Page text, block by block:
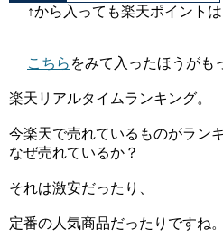
↑から入っても楽天ポイントは
こちら をみて入ったほうがも
楽天リアルタイムランキング。
今楽天で売れているものがラン
なぜ売れているか？
それは激安だったり、
定番の人気商品だったりですね。